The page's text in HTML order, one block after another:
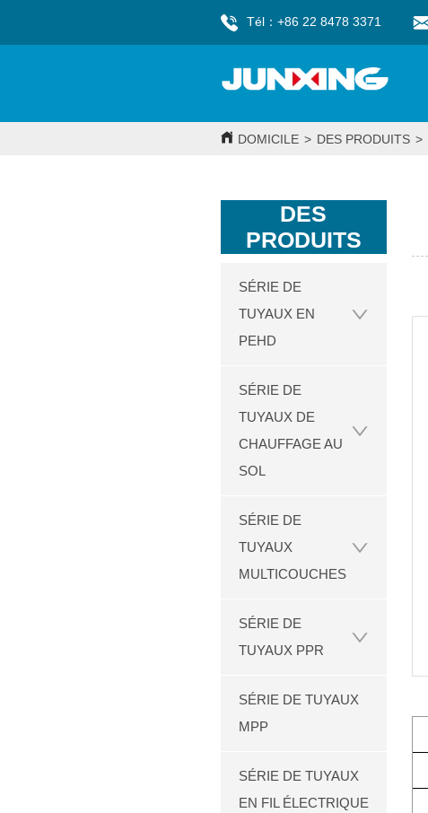
Tél：+86 22 8478 3371
DOMICILE > DES PRODUITS >
DES
PRODUITS
SÉRIE DE
TUYAUX EN
PEHD
SÉRIE DE
TUYAUX DE
CHAUFFAGE AU
SOL
SÉRIE DE
TUYAUX
MULTICOUCHES
SÉRIE DE
TUYAUX PPR
SÉRIE DE TUYAUX
MPP
SÉRIE DE TUYAUX
EN FIL ÉLECTRIQUE